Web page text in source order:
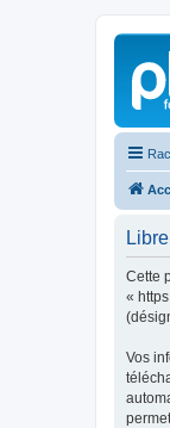
Cette
«
Vos